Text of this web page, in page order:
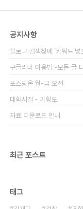
공지사항
블로그 검색창에 '키워드'
구글리더 이용법 -모든 글
포스팅은 월-금 오전
대학시절 - 기형도
자료 다운로드 안내
최근 포스트
태그